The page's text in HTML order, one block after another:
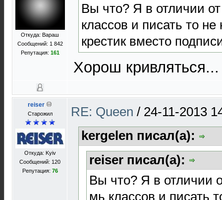
Откуда: Вараш
Сообщений: 1 842
Репутация: 161
Вы что? Я в отличии
классов и писать то
крестик вместо
Хорош кривляться...
reiser
Старожил
Откуда: Kyiv
Сообщений: 120
Репутация: 76
RE: Queen / 24-11-2013
kergelen писал(а):
reiser писал(а):
Вы что? Я в отличии
мь классов и писать